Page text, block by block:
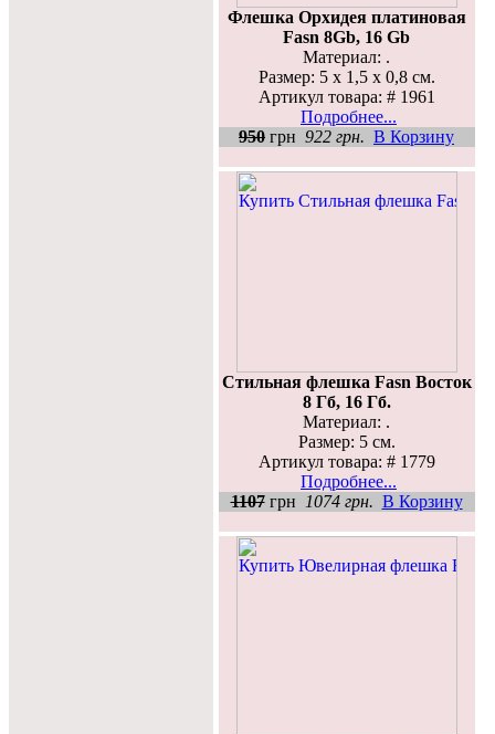
Флешка Орхидея платиновая
Fasn 8Gb, 16 Gb
Материал: .
Размер: 5 x 1,5 x 0,8 см.
Артикул товара: # 1961
Подробнее...
950 грн 922 грн. В Корзину
Стильная флешка Fasn Восток
8 Гб, 16 Гб.
Материал: .
Размер: 5 см.
Артикул товара: # 1779
Подробнее...
1107грн 1074 грн. В Корзину